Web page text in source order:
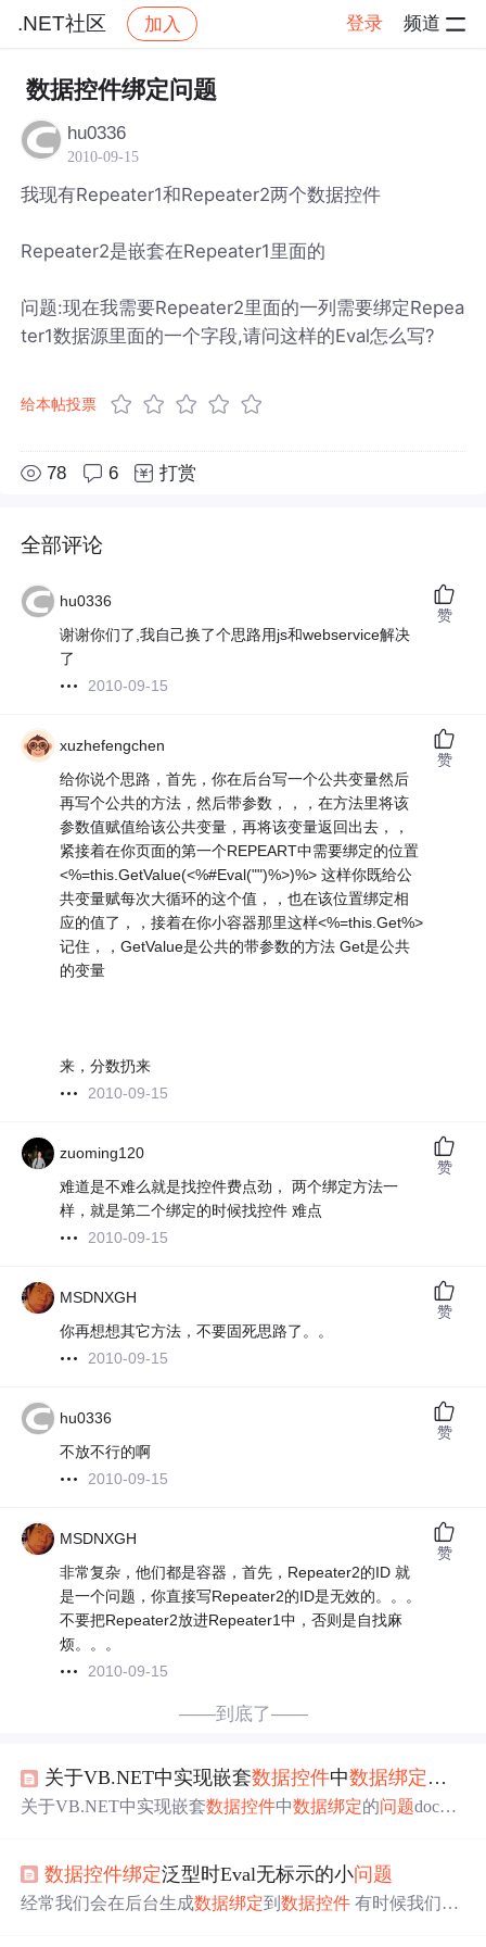
.NET社区 加入 登录 频道
社区 .NET社区 帖子详情
数据控件绑定问题
hu0336
2010-09-15
我现有Repeater1和Repeater2两个数据控件
Repeater2是嵌套在Repeater1里面的
问题:现在我需要Repeater2里面的一列需要绑定Repea
ter1数据源里面的一个字段,请问这样的Eval怎么写?
给本帖投票
78 6 打赏
全部评论
hu0336
谢谢你们了,我自己换了个思路用js和webservice解决
了
2010-09-15
赞
xuzhefengchen
给你说个思路，首先，你在后台写一个公共变量然后
再写个公共的方法，然后带参数，，，在方法里将该
参数值赋值给该公共变量，再将该变量返回出去，，
紧接着在你页面的第一个REPEART中需要绑定的位置
<%=this.GetValue(<%#Eval("")%>)%> 这样你既给公
共变量赋每次大循环的这个值，，也在该位置绑定相
应的值了，，接着在你小容器那里这样<%=this.Get%>
记住，，GetValue是公共的带参数的方法 Get是公共
的变量
来，分数扔来
2010-09-15
赞
zuoming120
难道是不难么就是找控件费点劲， 两个绑定方法一
样，就是第二个绑定的时候找控件 难点
2010-09-15
赞
MSDNXGH
你再想想其它方法，不要固死思路了。。
2010-09-15
赞
hu0336
不放不行的啊
2010-09-15
赞
MSDNXGH
非常复杂，他们都是容器，首先，Repeater2的ID 就
是一个问题，你直接写Repeater2的ID是无效的。。。
不要把Repeater2放进Repeater1中，否则是自找麻
烦。。。
2010-09-15
赞
——到底了——
关于VB.NET中实现嵌套数据控件中数据绑定 的
关于VB.NET中实现嵌套数据控件中数据绑定的问题docum
件 中数据绑定的问题LanFan [原创] 在ASP.NET中经常会
用到嵌套的数据控件，比如Repeater、DataList、DataGrid等
数据控件绑定泛型时Eval无标示的小问题
经常我们会在后台生成数据绑定到数据控件 有时候我们bu